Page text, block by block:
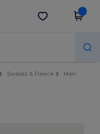
Λήψη app
Sweats & Fleece
Men